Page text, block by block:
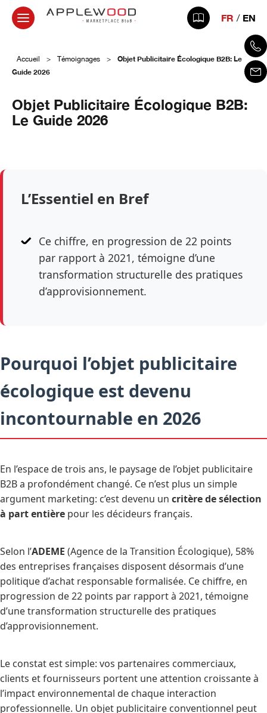
FR EN
Accueil > Témoignages >
Objet Publicitaire Écologique B2B: Le
Guide 2026
Objet Publicitaire Écologique B2B:
Le Guide 2026
L’Essentiel en Bref
Ce chiffre, en progression de 22 points
par rapport à 2021, témoigne d’une
transformation structurelle des pratiques
d’approvisionnement.
Pourquoi l’objet publicitaire
écologique est devenu
incontournable en 2026
En l’espace de trois ans, le paysage de l’objet publicitaire
B2B a profondément changé. Ce n’est plus un simple
argument marketing: c’est devenu un critère de sélection
à part entière pour les décideurs français.
Selon l’ADEME (Agence de la Transition Écologique), 58%
des entreprises françaises disposent désormais d’une
politique d’achat responsable formalisée. Ce chiffre, en
progression de 22 points par rapport à 2021, témoigne
d’une transformation structurelle des pratiques
d’approvisionnement.
Le constat est simple: vos partenaires commerciaux,
clients et fournisseurs portent une attention croissante à
l’impact environnemental de chaque interaction
professionnelle. Un objet publicitaire conventionnel peut